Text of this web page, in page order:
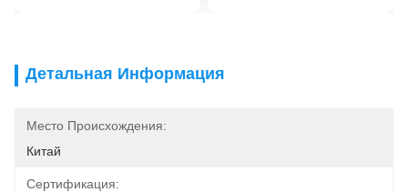
Детальная Информация
Место Происхождения:
Китай
Сертификация: